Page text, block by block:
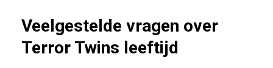
Veelgestelde vragen over
Terror Twins leeftijd